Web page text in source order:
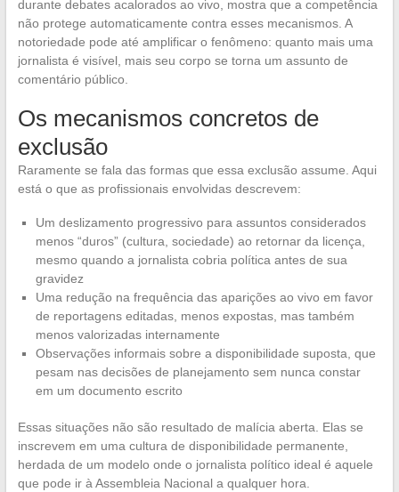
durante debates acalorados ao vivo, mostra que a competência
não protege automaticamente contra esses mecanismos. A
notoriedade pode até amplificar o fenômeno: quanto mais uma
jornalista é visível, mais seu corpo se torna um assunto de
comentário público.
Os mecanismos concretos de
exclusão
Raramente se fala das formas que essa exclusão assume. Aqui
está o que as profissionais envolvidas descrevem:
Um deslizamento progressivo para assuntos considerados
menos “duros” (cultura, sociedade) ao retornar da licença,
mesmo quando a jornalista cobria política antes de sua
gravidez
Uma redução na frequência das aparições ao vivo em favor
de reportagens editadas, menos expostas, mas também
menos valorizadas internamente
Observações informais sobre a disponibilidade suposta, que
pesam nas decisões de planejamento sem nunca constar
em um documento escrito
Essas situações não são resultado de malícia aberta. Elas se
inscrevem em uma cultura de disponibilidade permanente,
herdada de um modelo onde o jornalista político ideal é aquele
que pode ir à Assembleia Nacional a qualquer hora.